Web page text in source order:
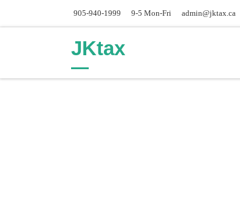
905-940-1999 9-5 Mon-Fri admin@jktax.ca
JKtax